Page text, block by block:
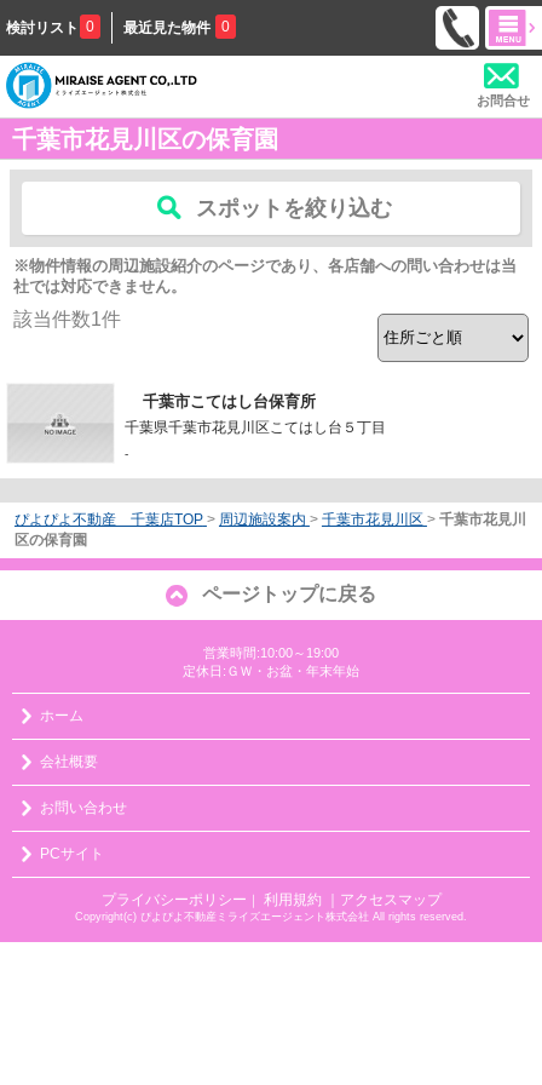
検討リスト 0 最近見た物件 0
お問合せ
千葉市花見川区の保育園
スポットを絞り込む
※物件情報の周辺施設紹介のページであり、各店舗への問い合わせは当
社では対応できません。
該当件数1件
千葉市こてはし台保育所
千葉県千葉市花見川区こてはし台５丁目
-
ぴよぴよ不動産 千葉店TOP > 周辺施設案内 > 千葉市花見川区 > 千葉市花見川
区の保育園
ページトップに戻る
営業時間:10:00～19:00
定休日:ＧＷ・お盆・年末年始
ホーム
会社概要
お問い合わせ
PCサイト
プライバシーポリシー ｜ 利用規約 ｜アクセスマップ
Copyright(c) ぴよぴよ不動産ミライズエージェント株式会社 All rights reserved.